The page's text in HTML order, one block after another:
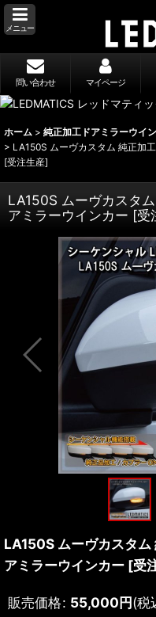
メニュー
問い合わせ マイページ
ホーム > 純正加工ドアミラーウイ
> LA150S ムーヴカスタム 純正加
[受注生産]
LA150S ムーヴカスタ
アミラーウインカー [受
LA150S ムーヴカスタ
アミラーウインカー [受
販売価格: 55,000円(税